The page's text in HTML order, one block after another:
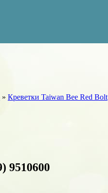
» Креветки Taiwan Bee Red Bolt
9510600